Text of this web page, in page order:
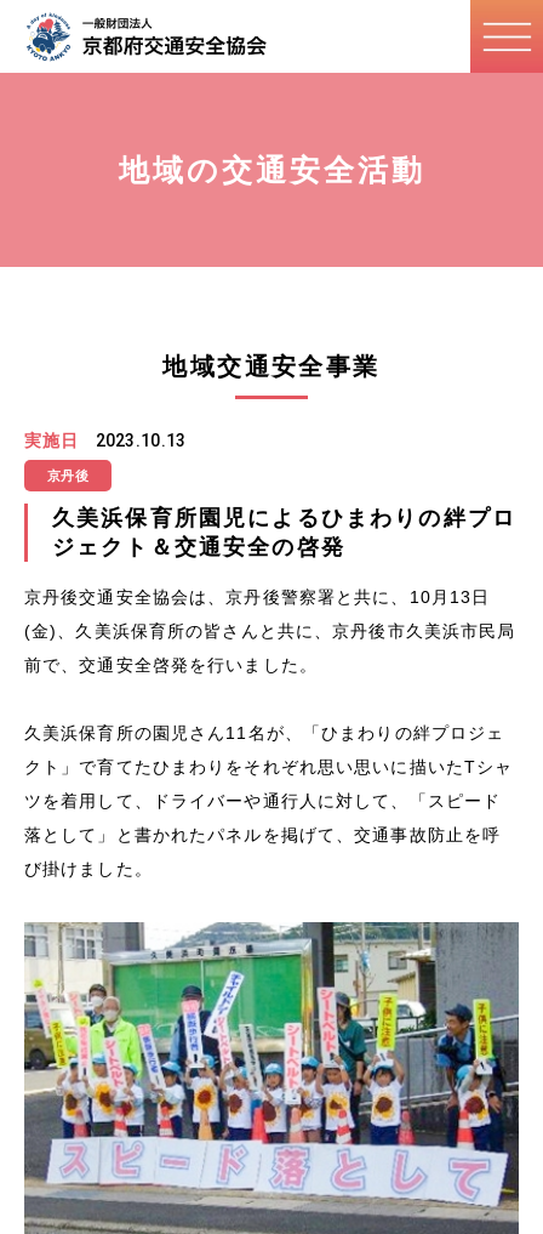
地域の交通安全活動
地域交通安全事業
実施日 2023.10.13
京丹後
久美浜保育所園児によるひまわりの絆プロ
ジェクト＆交通安全の啓発
京丹後交通安全協会は、京丹後警察署と共に、10月13日
(金)、久美浜保育所の皆さんと共に、京丹後市久美浜市民局
前で、交通安全啓発を行いました。
久美浜保育所の園児さん11名が、「ひまわりの絆プロジェ
クト」で育てたひまわりをそれぞれ思い思いに描いたTシャ
ツを着用して、ドライバーや通行人に対して、「スピード
落として」と書かれたパネルを掲げて、交通事故防止を呼
び掛けました。